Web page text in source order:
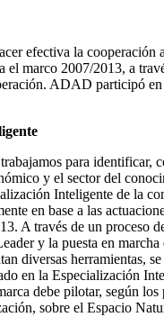
efectiva la cooperación
el marco 2007/2013, a
ADAD participó en
para identificar,
y el sector del
Inteligente de la
en base a las
A través de un proceso
y la puesta en marcha
diversas herramientas,
en la Especialización
debe pilotar, según los
sobre el Espacio